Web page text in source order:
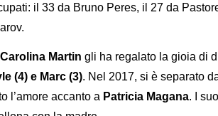
il 33 da Bruno Peres, il 27 da
Carolina Martin gli ha regalato la gioia di
(4) e Marc (3). Nel 2017, si è separato
l’amore accanto a Patricia Magana. I